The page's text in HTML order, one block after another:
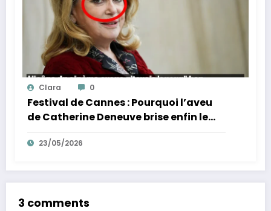
Clara 0
Festival de Cannes : Pourquoi l’aveu
de Catherine Deneuve brise enfin le
mythe de la Croisette
23/05/2026
3 comments